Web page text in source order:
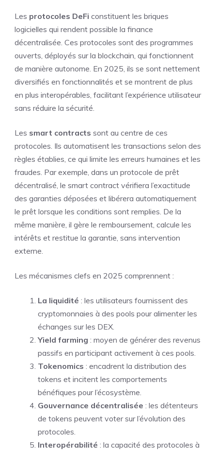
Les protocoles DeFi constituent les briques
logicielles qui rendent possible la finance
décentralisée. Ces protocoles sont des programmes
ouverts, déployés sur la blockchain, qui fonctionnent
de manière autonome. En 2025, ils se sont nettement
diversifiés en fonctionnalités et se montrent de plus
en plus interopérables, facilitant l’expérience utilisateur
sans réduire la sécurité.
Les smart contracts sont au centre de ces
protocoles. Ils automatisent les transactions selon des
règles établies, ce qui limite les erreurs humaines et les
fraudes. Par exemple, dans un protocole de prêt
décentralisé, le smart contract vérifiera l’exactitude
des garanties déposées et libérera automatiquement
le prêt lorsque les conditions sont remplies. De la
même manière, il gère le remboursement, calcule les
intérêts et restitue la garantie, sans intervention
externe.
Les mécanismes clefs en 2025 comprennent :
La liquidité : les utilisateurs fournissent des
cryptomonnaies à des pools pour alimenter les
échanges sur les DEX.
Yield farming : moyen de générer des revenus
passifs en participant activement à ces pools.
Tokenomics : encadrent la distribution des
tokens et incitent les comportements
bénéfiques pour l’écosystème.
Gouvernance décentralisée : les détenteurs
de tokens peuvent voter sur l’évolution des
protocoles.
Interopérabilité : la capacité des protocoles à